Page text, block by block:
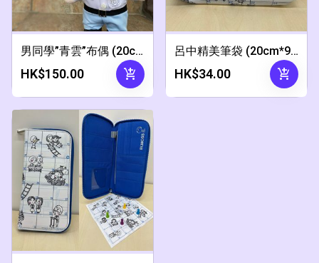
男同學”青雲”布偶 (20cm高)
HK$150.00 add_shopping_cart
呂中精美筆袋 (20cm*9cm*4.5cm)
HK$34.00 add_shopping_cart